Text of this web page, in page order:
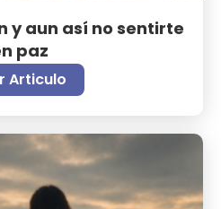
y aun así no sentirte
paz
Articulo